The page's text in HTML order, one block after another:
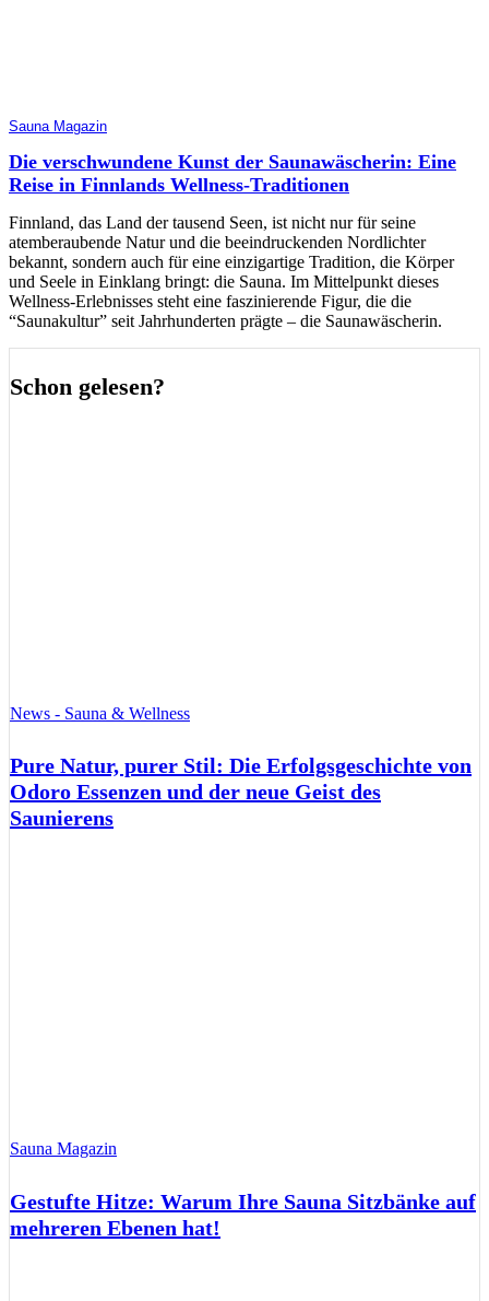
Sauna Magazin
Die verschwundene Kunst der Saunawäscherin: Eine
Reise in Finnlands Wellness-Traditionen
Finnland, das Land der tausend Seen, ist nicht nur für seine
atemberaubende Natur und die beeindruckenden Nordlichter
bekannt, sondern auch für eine einzigartige Tradition, die Körper
und Seele in Einklang bringt: die Sauna. Im Mittelpunkt dieses
Wellness-Erlebnisses steht eine faszinierende Figur, die die
“Saunakultur” seit Jahrhunderten prägte – die Saunawäscherin.
Schon gelesen?
News - Sauna & Wellness
Pure Natur, purer Stil: Die Erfolgsgeschichte von
Odoro Essenzen und der neue Geist des
Saunierens
Sauna Magazin
Gestufte Hitze: Warum Ihre Sauna Sitzbänke auf
mehreren Ebenen hat!